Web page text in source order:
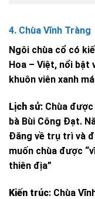
4. Chùa Vĩnh Tràng
Ngôi chùa cổ có
Hoa – Việt, nổi bật
khuôn viên xanh
Lịch sử: Chùa
bà Bùi Công Đạt.
Đăng về trụ trì và
muốn chùa được
thiên địa”
Kiến trúc: Chùa